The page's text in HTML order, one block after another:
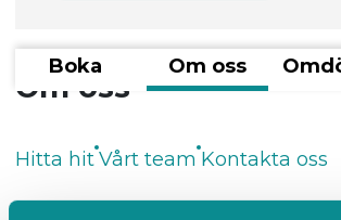
Boka Om oss
Om oss
Hitta hit Vårt team Kontakta oss